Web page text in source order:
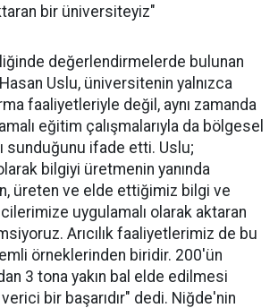
bir üniversiteyiz"
değerlendirmelerde bulunan
Uslu, üniversitenin yalnızca
faaliyetleriyle değil, aynı zamanda
eğitim çalışmalarıyla da bölgesel
sunduğunu ifade etti. Uslu;
bilgiyi üretmenin yanında
üreten ve elde ettiğimiz bilgi ve
uygulamalı olarak aktaran
Arıcılık faaliyetlerimiz de bu
örneklerinden biridir. 200'ün
3 tona yakın bal elde edilmesi
bir başarıdır" dedi. Niğde'nin